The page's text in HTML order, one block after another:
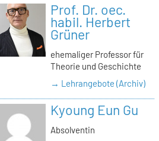
Prof. Dr. oec.
habil. Herbert
Grüner
ehemaliger Professor für
Theorie und Geschichte
→ Lehrangebote (Archiv)
Kyoung Eun Gu
Absolventin